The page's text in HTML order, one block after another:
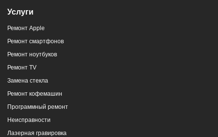
Услуги
Ремонт Apple
Ремонт смартфонов
Ремонт ноутбуков
Ремонт TV
Замена стекла
Ремонт кофемашин
Программный ремонт
Неисправности
Лазерная гравировка